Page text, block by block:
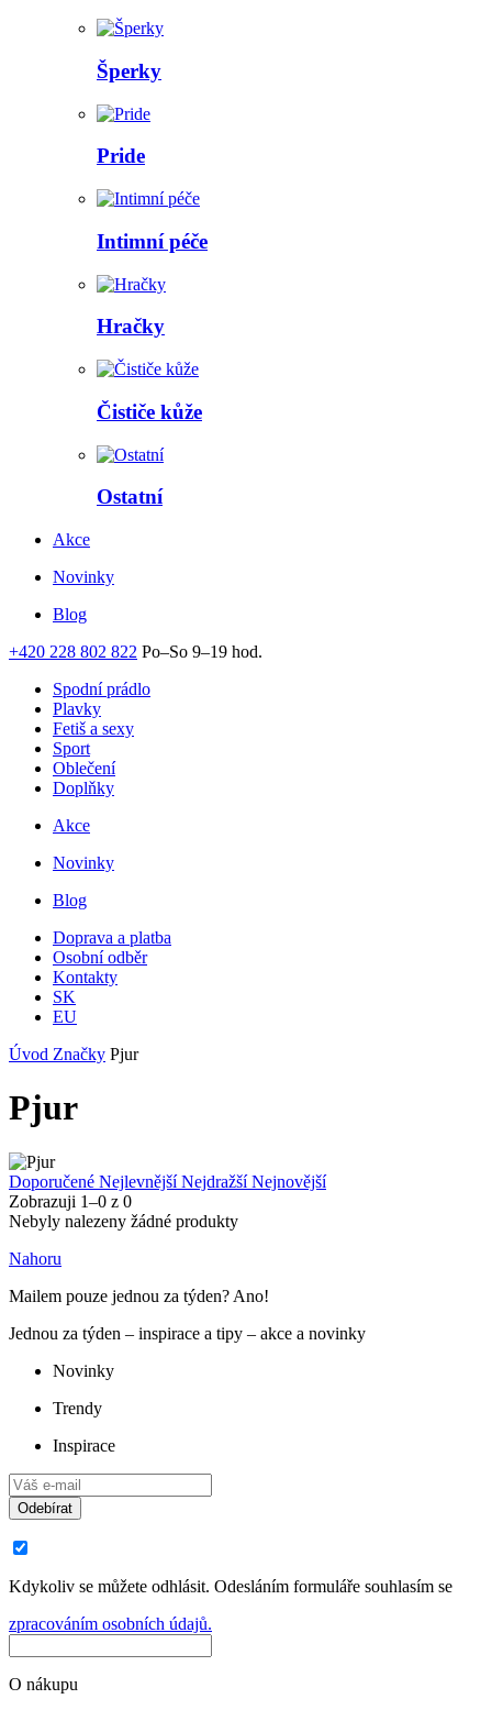
Šperky
Pride
Intimní péče
Hračky
Čističe kůže
Ostatní
Akce
Novinky
Blog
+420 228 802 822 Po–So 9–19 hod.
Spodní prádlo
Plavky
Fetiš a sexy
Sport
Oblečení
Doplňky
Akce
Novinky
Blog
Doprava a platba
Osobní odběr
Kontakty
SK
EU
Úvod Značky Pjur
Pjur
Doporučené NejlevnějšíNejdražšíNejnovější
Zobrazuji 1–0 z 0
Nebyly nalezeny žádné produkty
Nahoru
Mailem pouze jednou za týden? Ano!
Jednou za týden – inspirace a tipy – akce a novinky
Novinky
Trendy
Inspirace
Odebírat
Kdykoliv se můžete odhlásit. Odesláním formuláře souhlasím se
zpracováním osobních údajů.
O nákupu